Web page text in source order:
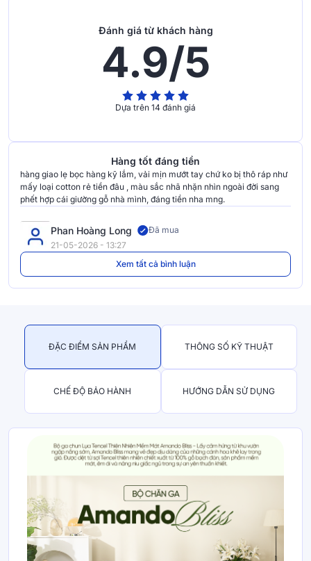
Đánh giá từ khách hàng
4.9/5
Dựa trên 14 đánh giá
Hàng tốt đáng tiền
hàng giao lẹ bọc hàng kỹ lắm, vải mịn mướt tay chứ ko bị thô ráp như
mấy loại cotton rẻ tiền đâu , màu sắc nhã nhặn nhìn ngoài đời sang
phết hợp cái giường gỗ nhà mình, đáng tiền nha mng.
Phan Hoàng Long
Đã mua
21-05-2026 - 13:27
Xem tất cả bình luận
ĐẶC ĐIỂM SẢN PHẨM THÔNG SỐ KỸ THUẬT
CHẾ ĐỘ BẢO HÀNH HƯỚNG DẪN SỬ DỤNG